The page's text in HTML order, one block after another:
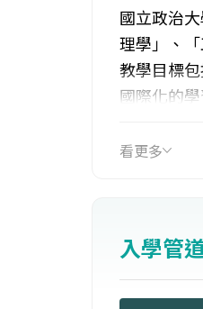
國立政治
理學」、
教學目標
國際化的
看更多
入學管